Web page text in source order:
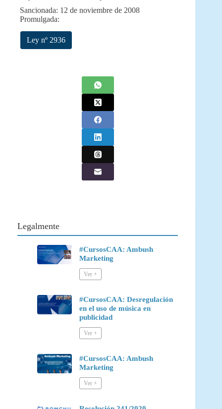
Sancionada: 12 de noviembre de 2008
Promulgada:
Ley nº 2936
Legalmente
#CursosCAA: Ambush
Marketing
#CursosCAA: Desregulación
en el uso de música en
publicidad
#CursosCAA: Ambush
Marketing